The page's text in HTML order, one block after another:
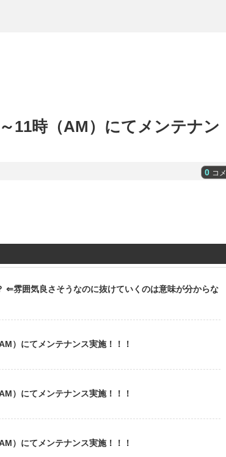
11時（AM）にてメンテナン
0 コメ
⇐雰囲気良さそうなのに抜けていくのは意味が分からな
）にてメンテナンス実施！！！
）にてメンテナンス実施！！！
）にてメンテナンス実施！！！